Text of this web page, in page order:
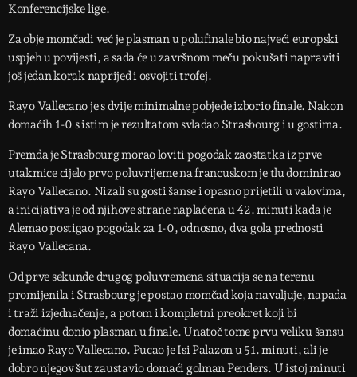
Konferencijske lige.
Za obje momčadi već je plasman u polufinale bio najveći europski
uspjeh u povijesti, a sada će u završnom meču pokušati napraviti
još jedan korak naprijed i osvojiti trofej.
Rayo Vallecano je s dvije minimalne pobjede izborio finale. Nakon
domaćih 1-0 s istim je rezultatom svladao Strasbourg i u gostima.
Premda je Strasbourg morao loviti pogodak zaostatka iz prve
utakmice cijelo prvo poluvrijeme na francuskom je tlu dominirao
Rayo Vallecano. Nizali su gosti šanse i opasno prijetili u valovima,
a inicijativa je od njihove strane naplaćena u 42. minuti kada je
Alemao postigao pogodak za 1-0, odnosno, dva gola prednosti
Rayo Vallecana.
Od prve sekunde drugog poluvremena situacija se na terenu
promijenila i Strasbourg je postao momčad koja navaljuje, napada
i traži izjednačenje, a potom i kompletni preokret koji bi
domaćinu donio plasman u finale. Unatoč tome prvu veliku šansu
je imao Rayo Vallecano. Pucao je Isi Palazon u 51. minuti, ali je
dobro njegov šut zaustavio domaći golman Penders. U istoj minuti